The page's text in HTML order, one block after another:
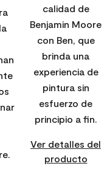
calidad de
Benjamin Moore
con Ben, que
brinda una
experiencia de
pintura sin
esfuerzo de
principio a fin.
Ver detalles del
producto